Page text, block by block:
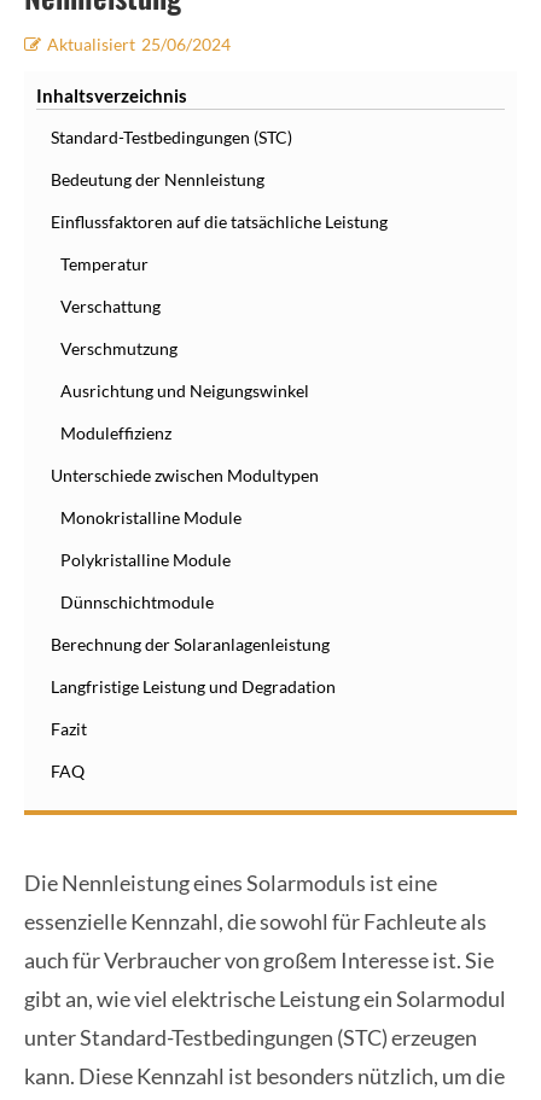
Aktualisiert 25/06/2024
Inhaltsverzeichnis
Standard-Testbedingungen (STC)
Bedeutung der Nennleistung
Einflussfaktoren auf die tatsächliche Leistung
Temperatur
Verschattung
Verschmutzung
Ausrichtung und Neigungswinkel
Moduleffizienz
Unterschiede zwischen Modultypen
Monokristalline Module
Polykristalline Module
Dünnschichtmodule
Berechnung der Solaranlagenleistung
Langfristige Leistung und Degradation
Fazit
FAQ
Die Nennleistung eines Solarmoduls ist eine
essenzielle Kennzahl, die sowohl für Fachleute als
auch für Verbraucher von großem Interesse ist. Sie
gibt an, wie viel elektrische Leistung ein Solarmodul
unter Standard-Testbedingungen (STC) erzeugen
kann. Diese Kennzahl ist besonders nützlich, um die